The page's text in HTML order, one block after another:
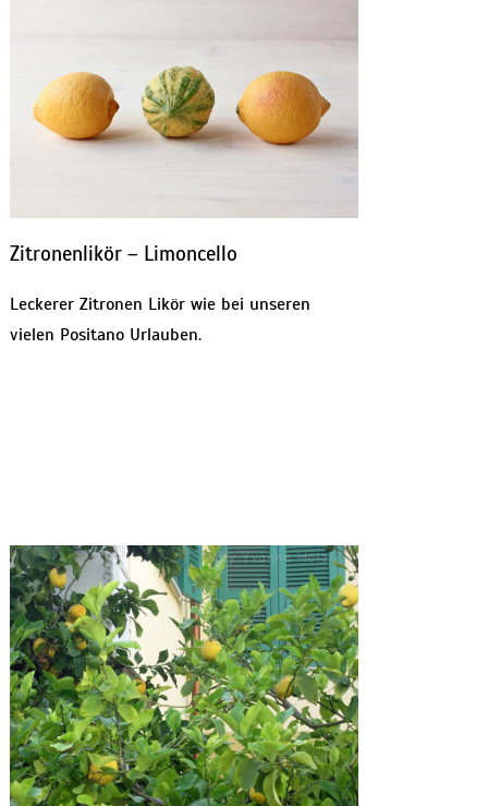
Zitronenlikör – Limoncello
Leckerer Zitronen Likör wie bei unseren
vielen Positano Urlauben.